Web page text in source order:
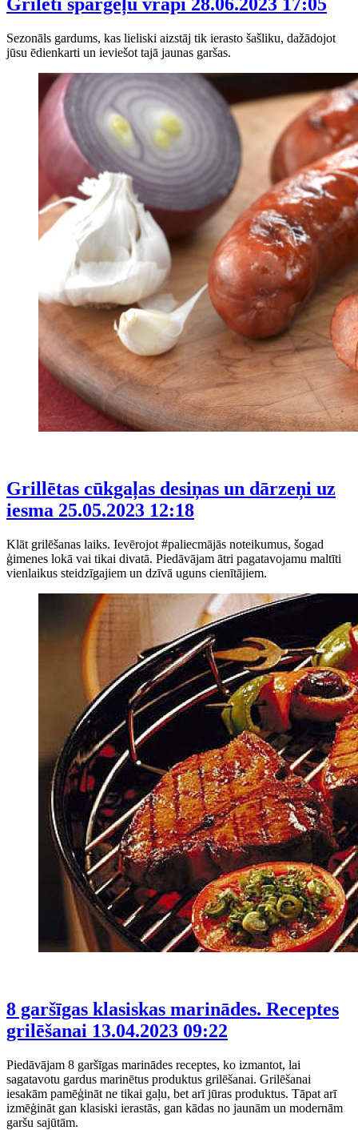
Sezonāls gardums, kas lieliski aizstāj tik ierasto šašliku, dažādojot
jūsu ēdienkarti un ieviešot tajā jaunas garšas.
Grillētas cūkgaļas desiņas un dārzeņi uz
iesma 25.05.2023 12:18
Klāt grilēšanas laiks. Ievērojot #paliecmājās noteikumus, šogad
ģimenes lokā vai tikai divatā. Piedāvājam ātri pagatavojamu maltīti
vienlaikus steidzīgajiem un dzīvā uguns cienītājiem.
8 garšīgas klasiskas marinādes. Receptes
grilēšanai 13.04.2023 09:22
Piedāvājam 8 garšīgas marinādes receptes, ko izmantot, lai
sagatavotu gardus marinētus produktus grilēšanai. Grilēšanai
iesakām pamēģināt ne tikai gaļu, bet arī jūras produktus. Tāpat arī
izmēģināt gan klasiski ierastās, gan kādas no jaunām un modernām
garšu sajūtām.